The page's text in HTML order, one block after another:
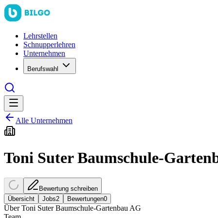
Lehrstellen
Schnupperlehren
Unternehmen
Berufswahl
Alle Unternehmen
Toni Suter Baumschule-
Bewertung schreiben
Übersicht
Jobs2 Bewertungen0
ÜberToni Suter Baumschule-Gartenbau AG